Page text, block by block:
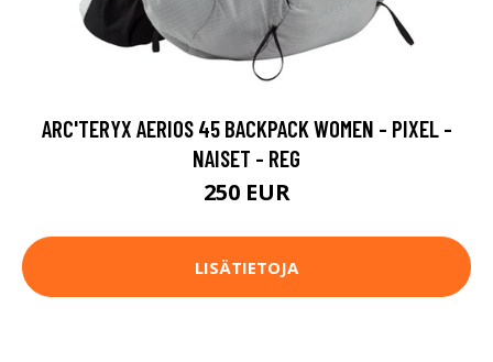
ARC'TERYX AERIOS 45 BACKPACK WOMEN - PIXEL -
NAISET - REG
250 EUR
LISÄTIETOJA